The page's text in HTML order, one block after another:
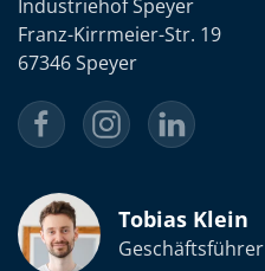
Industriehof Speyer
Franz-Kirrmeier-Str. 19
67346 Speyer
Tobias Klein
Geschäftsführer